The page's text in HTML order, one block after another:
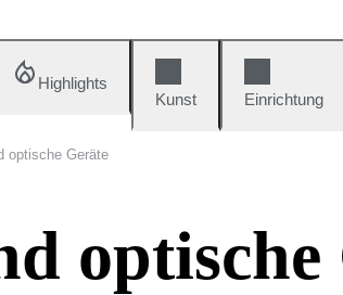
Highlights
Kunst
Einrichtung
optische Geräte
optische